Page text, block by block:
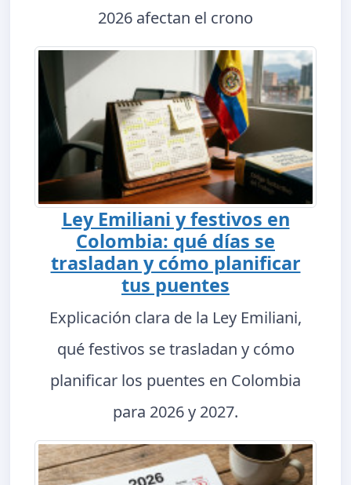
2026 afectan el crono
Ley Emiliani y festivos en
Colombia: qué días se
trasladan y cómo planificar
tus puentes
Explicación clara de la Ley Emiliani,
qué festivos se trasladan y cómo
planificar los puentes en Colombia
para 2026 y 2027.